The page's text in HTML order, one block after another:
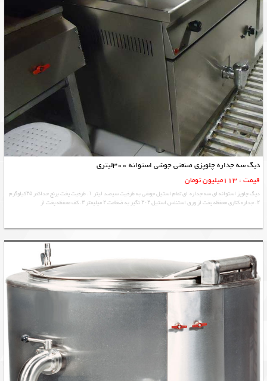
دیگ سه جداره چلوپزی صنعتی جوشی استوانه 300لیتری
قیمت : 113میلیون تومان
دیگ چلوپز استوانه ای سه جداره ای تمام استیل جوشی به ظرفیت سیصد لیتر ۱. ظرفیت پخت برنج حداکثر ۳۵کیلوگرم
۲. جداره کناری محفظه پخت از ورق استنلس استیل ۳۰۴ نگیر به ضخامت ۲ میلیمتر ۳. کف محفظه پخت از